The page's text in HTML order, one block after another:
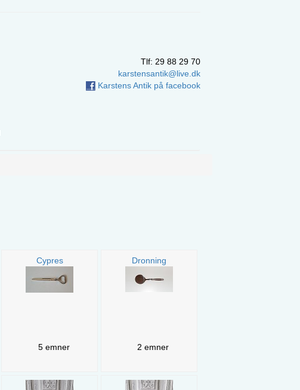
Tlf: 29 88 29 70
karstensantik@live.dk
Karstens Antik på facebook
Cypres
5 emner
Dronning
2 emner